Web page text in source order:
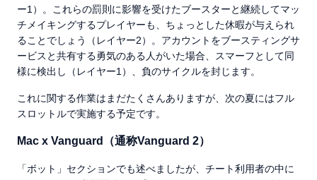
ー1）。これらの罰則に影響を受けたブースターと継続してマッ
チメイキングするプレイヤーも、ちょっとした休暇が与えられ
ることでしょう（レイヤー2）。アカウントをブースティングサ
ービスと共有する勇気のある人がいた場合、スマーフとして同
様に検出し（レイヤー1）、負のサイクルを封じます。
これに関する作業はまだたくさんありますが、次の夏にはフル
スロットルで実施する予定です。
Mac x Vanguard（通称Vanguard 2）
「ボット」セクションでも述べましたが、チート利用者の中に